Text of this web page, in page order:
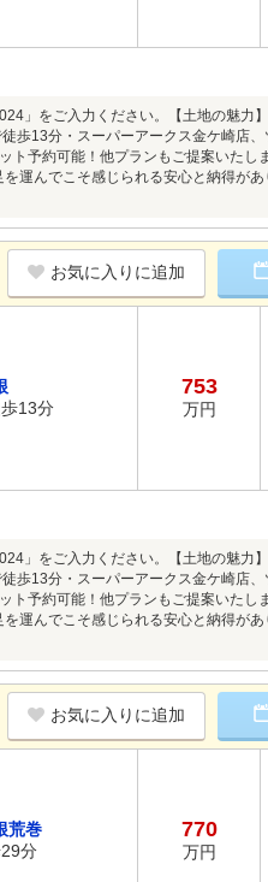
」をご入力ください。【土地の魅力
歩13分・スーパーアークス金ケ崎店
ト予約可能！他プランもご提案いた
運んでこそ感じられる安心と納得が
お気に入りに追加
13分
753
万円
」をご入力ください。【土地の魅力
歩13分・スーパーアークス金ケ崎店
ト予約可能！他プランもご提案いた
運んでこそ感じられる安心と納得が
お気に入りに追加
荒巻
分
770
万円